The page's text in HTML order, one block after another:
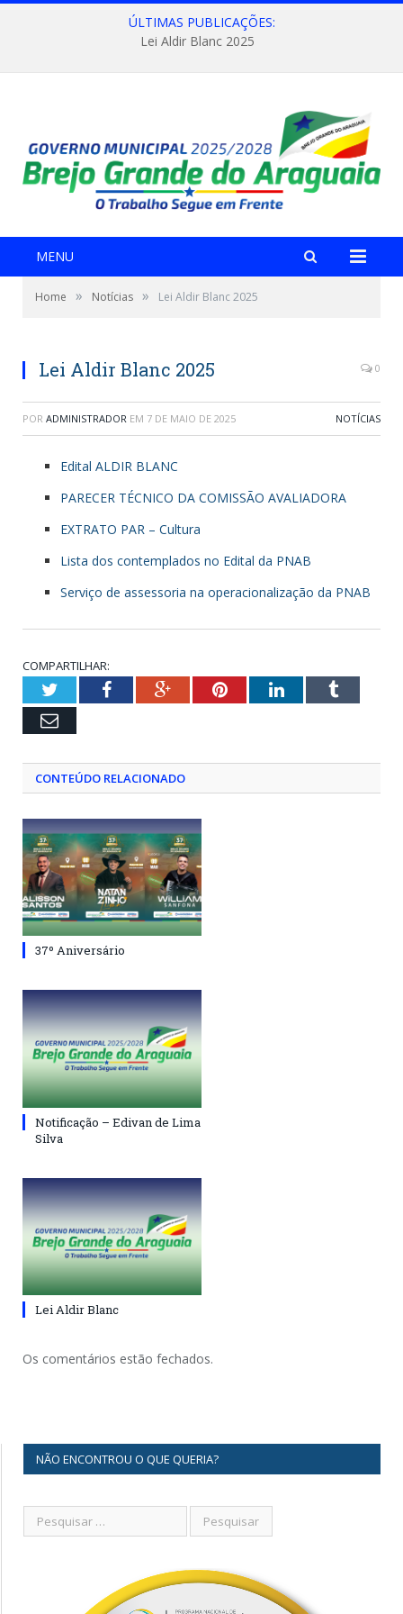
ÚLTIMAS PUBLICAÇÕES:
Lei Aldir Blanc 2025
MENU
Home » Notícias » Lei Aldir Blanc 2025
Lei Aldir Blanc 2025 0
POR ADMINISTRADOR EM 7 DE MAIO DE 2025 NOTÍCIAS
Edital ALDIR BLANC
PARECER TÉCNICO DA COMISSÃO AVALIADORA
EXTRATO PAR – Cultura
Lista dos contemplados no Edital da PNAB
Serviço de assessoria na operacionalização da PNAB
COMPARTILHAR:
TwitterFacebookGoogle+PinterestLinkedInTumblr
Email
CONTEÚDO RELACIONADO
37º Aniversário
Notificação – Edivan de Lima
Silva
Lei Aldir Blanc
Os comentários estão fechados.
NÃO ENCONTROU O QUE QUERIA?